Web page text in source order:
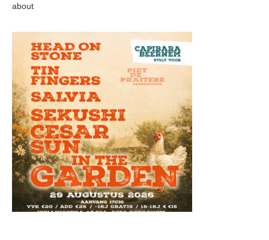
about